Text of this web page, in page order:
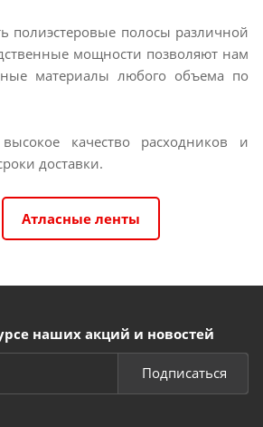
полиэстеровые полосы различной
мощности позволяют нам
материалы любого объема по
качество расходников и
доставки.
Атласные ленты
наших акций и новостей
Подписаться